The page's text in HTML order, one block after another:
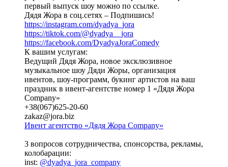
первый выпуск шоу можно по ссылке.
Дядя Жора в соц.сетях – Подпишись!
https://instagram.com/dyadya_jora
https://tiktok.com/@dyadya__jora
https://facebook.com/DyadyaJoraComedy
К вашим услугам:
Ведущий Дядя Жора, новое эксклюзивное
музыкальное шоу Дяди Жоры, организация
ивентов, шоу-программ, букинг артистов на ваш
праздник в ивент-агентстве номер 1 «Дядя Жора
Company»
+38(067)625-20-60
zakaz@jora.biz
Ивент агентство «Дядя Жора Company»
3 вопросов сотрудничества, спонсорства, рекламы,
колобарации:
inst: @dyadya_jora_company